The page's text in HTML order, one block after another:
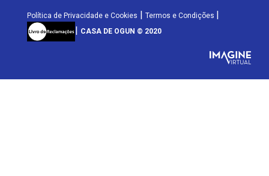
Política de Privacidade e Cookies | Termos e Condições |
| CASA DE OGUN © 2020